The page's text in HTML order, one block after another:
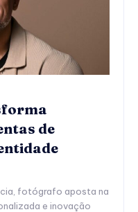
de
fotógrafo aposta na
e inovação